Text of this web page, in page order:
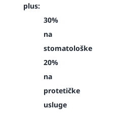
plus:
30%
na
stomatološke
20%
na
protetičke
usluge